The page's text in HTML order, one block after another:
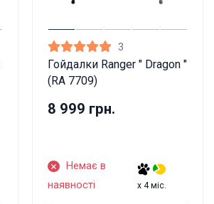
3
Гойдалки Ranger " Dragon "
(RA 7709)
8 999 грн.
Немає в
наявності
x 4 міс.